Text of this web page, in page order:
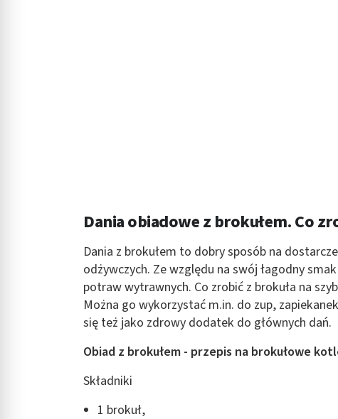
Dania obiadowe z brokułem. Co
Dania z brokułem to dobry sposób na
odżywczych. Ze względu na swój łagodny
potraw wytrawnych. Co zrobić z brokuła na
Można go wykorzystać m.in. do zup,
się też jako zdrowy dodatek do głównych dań.
Obiad z brokułem - przepis na brokułowe
Składniki
1 brokuł,